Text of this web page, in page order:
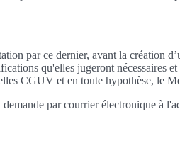
par ce dernier, avant la création
qu'elles jugeront
CGUV et en toute hypothèse, le
par courrier électronique à